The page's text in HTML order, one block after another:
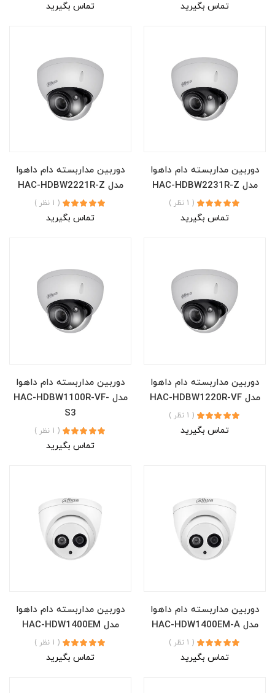
تماس بگیرید تماس بگیرید
دوربین مداربسته دام داهوا
مدل HAC-HDBW2231R-Z
( 1 نظر )
تماس بگیرید
دوربین مداربسته دام داهوا
مدل HAC-HDBW2221R-Z
( 1 نظر )
تماس بگیرید
دوربین مداربسته دام داهوا
مدل HAC-HDBW1220R-VF
( 1 نظر )
تماس بگیرید
دوربین مداربسته دام داهوا
مدل HAC-HDBW1100R-VF-
S3
( 1 نظر )
تماس بگیرید
دوربین مداربسته دام داهوا
مدل HAC-HDW1400EM-A
( 1 نظر )
تماس بگیرید
دوربین مداربسته دام داهوا
مدل HAC-HDW1400EM
( 1 نظر )
تماس بگیرید